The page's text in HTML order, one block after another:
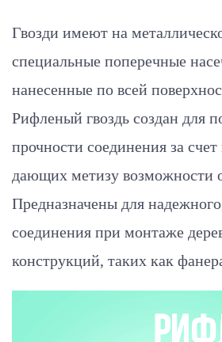
Гвозди имеют на
специальные поперечные
нанесенные по всей
Рифленый гвоздь создан для
прочности соединения за счет
дающих метизу возможности
Предназначены для
соединения при монтаже
конструкций, таких как